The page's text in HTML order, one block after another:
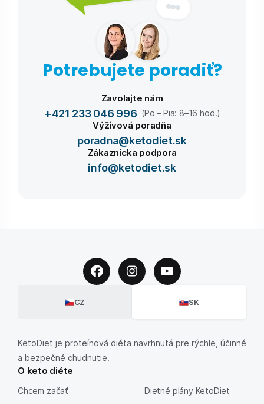
Potrebujete poradiť?
Zavolajte nám
+421 233 046 996 (Po – Pia: 8–16 hod.)
Výživová poradňa
poradna@ketodiet.sk
Zákaznícka podpora
info@ketodiet.sk
CZ SK
KetoDiet je proteínová diéta navrhnutá pre rýchle, účinné
a bezpečné chudnutie.
O keto diéte
Chcem začať
Dietné plány KetoDiet